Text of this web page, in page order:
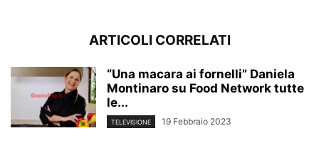
ARTICOLI CORRELATI
“Una macara ai fornelli” Daniela
Montinaro su Food Network tutte
le...
TELEVISIONE 19 Febbraio 2023